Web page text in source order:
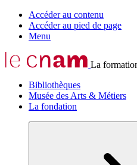
Accéder au contenu
Accéder au pied de page
Menu
La
Bibliothèques
Musée des Arts & Métiers
La fondation